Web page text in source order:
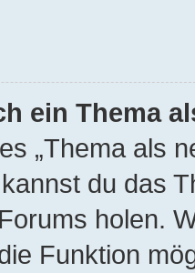
ein Thema
„Thema als
du das
holen.
Funktion